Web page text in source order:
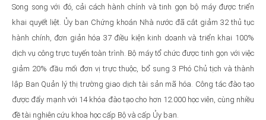
Song song với đó, cải cách hành chính và tinh gọn bộ máy được triển
khai quyết liệt. Ủy ban Chứng khoán Nhà nước đã cắt giảm 32 thủ tục
hành chính, đơn giản hóa 37 điều kiện kinh doanh và triển khai 100%
dịch vụ công trực tuyến toàn trình. Bộ máy tổ chức được tinh gọn với việc
giảm 20% đầu mối đơn vị trực thuộc, bổ sung 3 Phó Chủ tịch và thành
lập Ban Quản lý thị trường giao dịch tài sản mã hóa. Công tác đào tạo
được đẩy mạnh với 14 khóa đào tạo cho hơn 12.000 học viên, cùng nhiều
đề tài nghiên cứu khoa học cấp Bộ và cấp Ủy ban.